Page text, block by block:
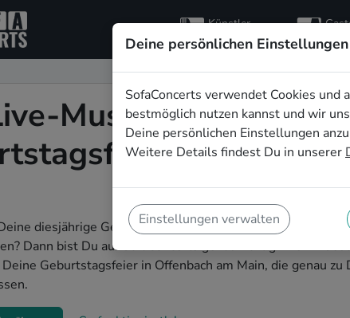
Künstler
entdecken
Musik für die
in
diesjährige Geburtstagsfeier in Offenbach am Main zu
Dann bist Du auf SofaConcerts genau richtig! Hier
Geburtstagsfeier in Offenbach am Main, die genau zu
Deine persönlichen Einstellungen
SofaConcerts verwendet Cookies und
bestmöglich nutzen kannst und wir
Deine persönlichen Einstellungen
Weitere Details findest Du in unserer
Einstellungen verwalten